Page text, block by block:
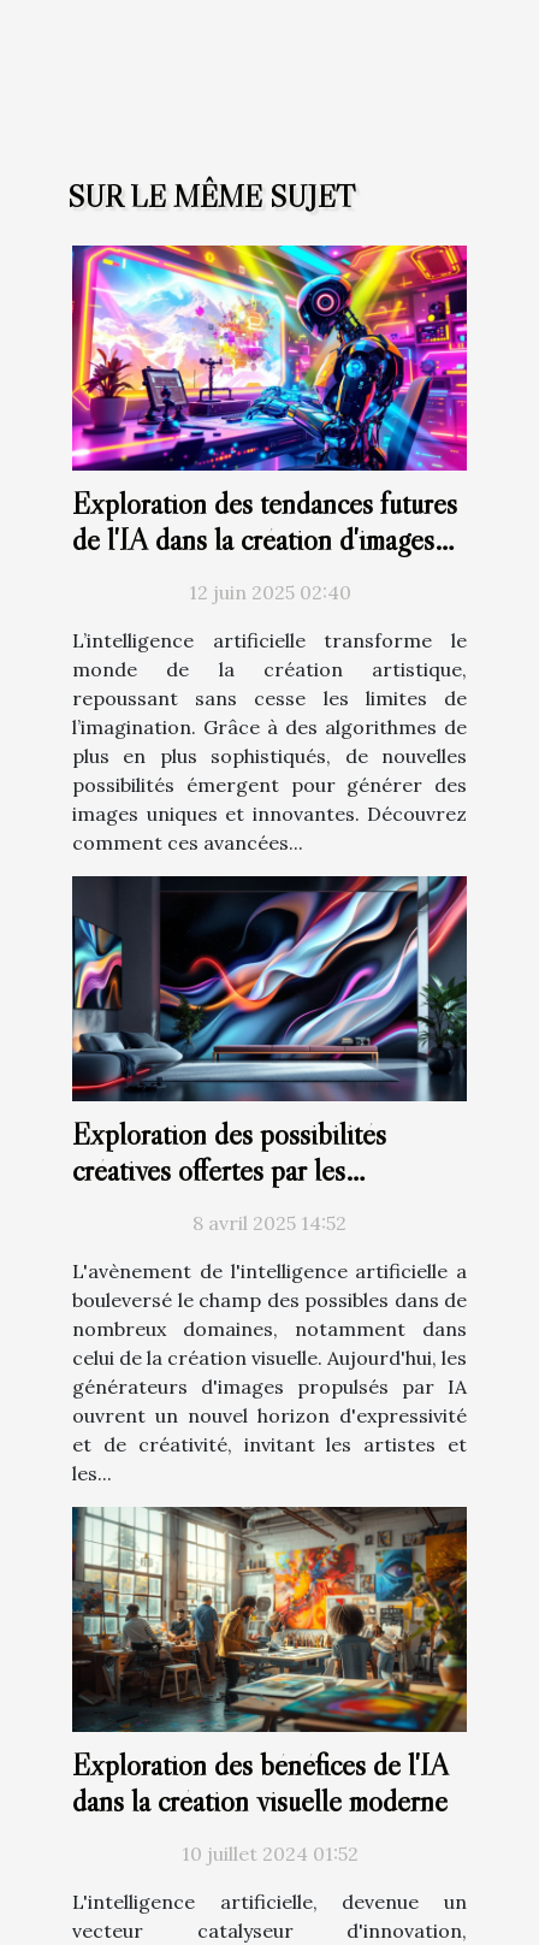
SUR LE MÊME SUJET
Exploration des tendances futures
de l'IA dans la création d'images
12 juin 2025 02:40
L’intelligence artificielle transforme le
monde de la création artistique,
repoussant sans cesse les limites de
l’imagination. Grâce à des algorithmes de
plus en plus sophistiqués, de nouvelles
possibilités émergent pour générer des
images uniques et innovantes. Découvrez
comment ces avancées...
Exploration des possibilités
créatives offertes par les
générateurs d'images à base d'IA
8 avril 2025 14:52
L'avènement de l'intelligence artificielle a
bouleversé le champ des possibles dans de
nombreux domaines, notamment dans
celui de la création visuelle. Aujourd'hui, les
générateurs d'images propulsés par IA
ouvrent un nouvel horizon d'expressivité
et de créativité, invitant les artistes et
les...
Exploration des bénéfices de l'IA
dans la création visuelle moderne
10 juillet 2024 01:52
L'intelligence artificielle, devenue un
vecteur catalyseur d'innovation,